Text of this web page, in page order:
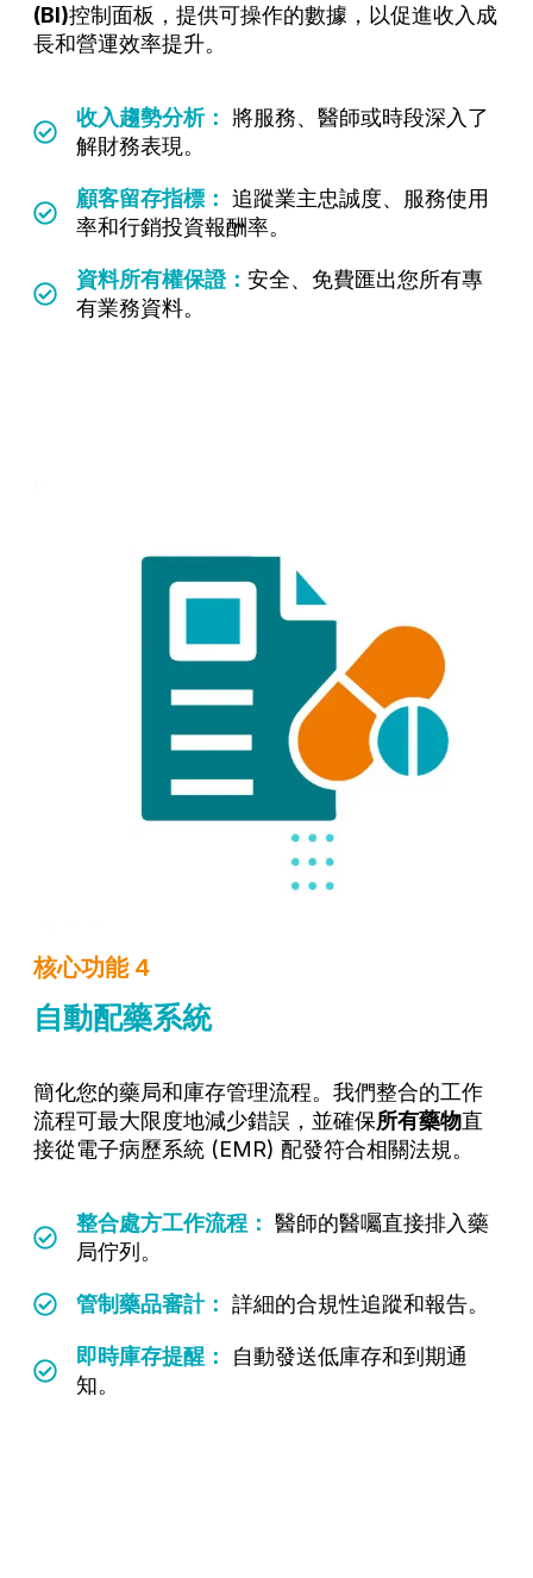
(BI)控制面板，提供可操作的數據，以促進收入成
長和營運效率提升。
收入趨勢分析：
將服務、醫師或時段深入了
解財務表現。
顧客留存指標： 追蹤業主忠誠度、服務使用
率和行銷投資報酬率。
資料所有權保證： 安全、免費匯出您所有專
有業務資料。
核心功能 4
自動配藥系統
簡化您的藥局和庫存管理流程。我們整合的工作
流程可最大限度地減少錯誤，並確保所有藥物直
接從電子病歷系統 (EMR) 配發符合相關法規。
整合處方工作流程： 醫師的醫囑直接排入藥
局佇列。
管制藥品審計： 詳細的合規性追蹤和報告。
即時庫存提醒：
自動發送低庫存和到期通
知。